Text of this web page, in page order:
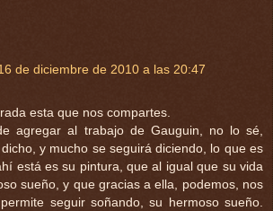
de diciembre de 2010 a las 20:47
esta que nos compartes.
agregar al trabajo de Gauguin, no lo sé,
y mucho se seguirá diciendo, lo que es
está es su pintura, que al igual que su vida
sueño, y que gracias a ella, podemos, nos
seguir soñando, su hermoso sueño.